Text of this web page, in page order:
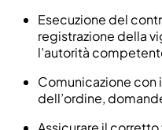
Esecuzione del
registrazione della
l’autorità
Comunicazione con
dell’ordine,